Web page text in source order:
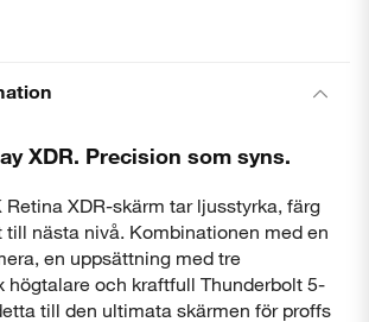
XDR. Precision som syns.
Retina XDR-skärm tar ljusstyrka, färg
nästa nivå. Kombinationen med en
en uppsättning med tre
högtalare och kraftfull Thunderbolt 5-
till den ultimata skärmen för proffs